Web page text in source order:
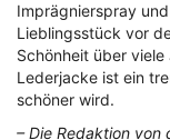
Imprägnierspray
Lieblingsstück vor
Schönheit über
Lederjacke ist ein
schöner wird.
– Die Redaktion